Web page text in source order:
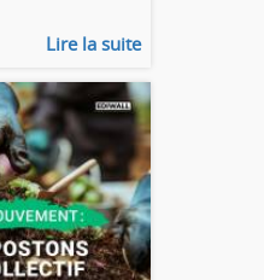
Lire la suite